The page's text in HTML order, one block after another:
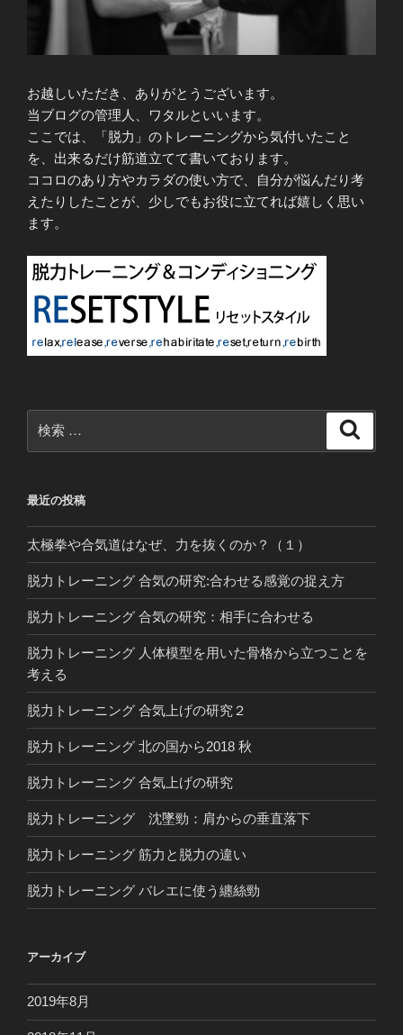
お越しいただき、ありがとうございます。
当ブログの管理人、ワタルといいます。
ここでは、「脱力」のトレーニングから気付いたこと
を、出来るだけ筋道立てて書いております。
ココロのあり方やカラダの使い方で、自分が悩んだり考
えたりしたことが、少しでもお役に立てれば嬉しく思い
ます。
索:
最近の投稿
太極拳や合気道はなぜ、力を抜くのか？（１）
脱力トレーニング 合気の研究:合わせる感覚の捉え方
脱力トレーニング 合気の研究：相手に合わせる
脱力トレーニング 人体模型を用いた骨格から立つことを
考える
脱力トレーニング 合気上げの研究２
脱力トレーニング 北の国から2018 秋
脱力トレーニング 合気上げの研究
脱力トレーニング 沈墜勁：肩からの垂直落下
脱力トレーニング 筋力と脱力の違い
脱力トレーニング バレエに使う纏絲勁
アーカイブ
2019年8月